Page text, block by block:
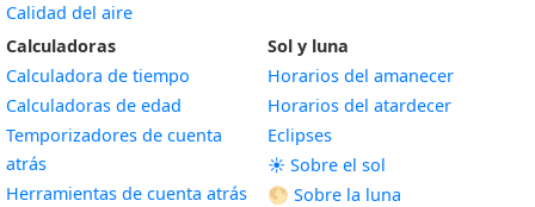
Calidad del aire
Calculadoras
Calculadora de tiempo
Calculadoras de edad
Temporizadores de cuenta
atrás
Herramientas de cuenta atrás
Sol y luna
Horarios del amanecer
Horarios del atardecer
Eclipses
☀️ Sobre el sol
🌕 Sobre la luna